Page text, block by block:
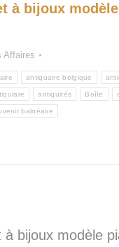
à bijoux
Affaires
antiquaire belgique
antiquités Boîte
balnéaire
bijoux modèle